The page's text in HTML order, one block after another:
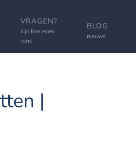
VRAGEN?
kijk hier even
rond
BLOG
nieuws
|